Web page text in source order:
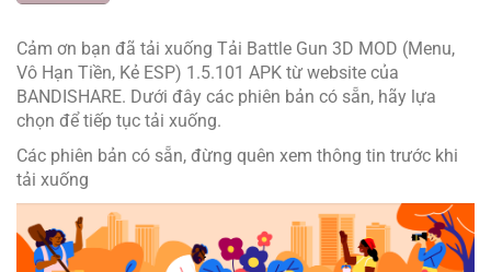
Cảm ơn bạn đã tải xuống Tải Battle Gun 3D MOD (Menu,
Vô Hạn Tiền, Kẻ ESP) 1.5.101 APK từ website của
BANDISHARE. Dưới đây các phiên bản có sẵn, hãy lựa
chọn để tiếp tục tải xuống.
Các phiên bản có sẵn, đừng quên xem thông tin trước khi
tải xuống